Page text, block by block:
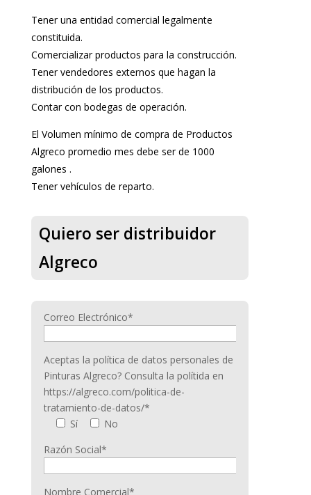
Tener una entidad comercial legalmente
constituida.
Comercializar productos para la construcción.
Tener vendedores externos que hagan la
distribución de los productos.
Contar con bodegas de operación.
El Volumen mínimo de compra de Productos
Algreco promedio mes debe ser de 1000
galones .
Tener vehículos de reparto.
Quiero ser distribuidor
Algreco
Correo Electrónico*
Aceptas la política de datos personales de
Pinturas Algreco? Consulta la polítida en
https://algreco.com/politica-de-
tratamiento-de-datos/*
Sí
No
Razón Social*
Nombre Comercial*